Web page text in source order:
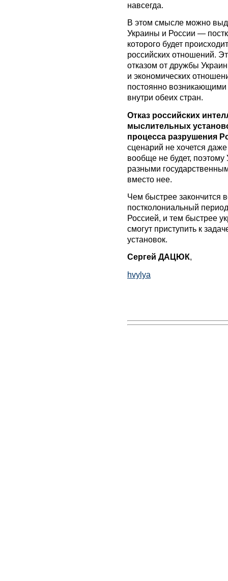
навсегда.
В этом смысле можно
Украины и России —
которого будет
российских отношений.
отказом от дружбы
и экономических
постоянно
внутри обеих стран.
Отказ российских
мыслительных
процесса разрушения
сценарий не хочется
вообще не будет,
разными
вместо нее.
Чем быстрее закончится
постколониальный
Россией, и тем быстрее
смогут приступить к
установок.
Сергей ДАЦЮК,
hvylya